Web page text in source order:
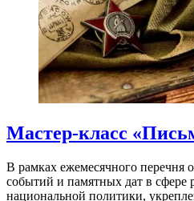
Мастер-класс
В рамках ежемесячного перечня
событий и памятных дат в сфере
национальной политики,